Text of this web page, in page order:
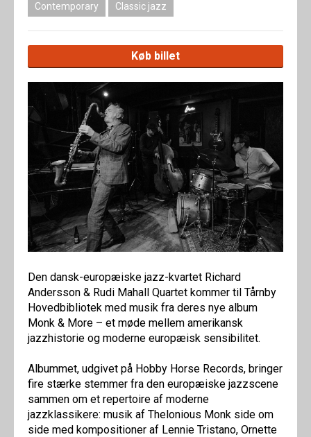
Contemporary Classic jazz
Køb billet
Den dansk-europæiske jazz-kvartet Richard
Andersson & Rudi Mahall Quartet kommer til Tårnby
Hovedbibliotek med musik fra deres nye album
Monk & More – et møde mellem amerikansk
jazzhistorie og moderne europæisk sensibilitet.
Albummet, udgivet på Hobby Horse Records, bringer
fire stærke stemmer fra den europæiske jazzscene
sammen om et repertoire af moderne
jazzklassikere: musik af Thelonious Monk side om
side med kompositioner af Lennie Tristano, Ornette